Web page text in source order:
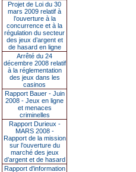
Projet de Loi du 30
mars 2009 relatif à
l’ouverture à la
concurrence et à la
régulation du secteur
des jeux d’argent et
de hasard en ligne
Arrêté du 24
décembre 2008 relatif
à la réglementation
des jeux dans les
casinos
Rapport Bauer - Juin
2008 - Jeux en ligne
et menaces
criminelles
Rapport Durieux -
MARS 2008 -
Rapport de la mission
sur l’ouverture du
marché des jeux
d’argent et de hasard
Rapport d'information